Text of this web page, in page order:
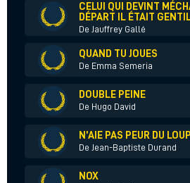
CELUI QUI DEVINT
DÉPART IL ÉTAIT
De Jauffrey Gallé
QUAND TU JOUES
De Emma Semeria
DOUBLE PEINE
De Hugo David
N’AIE PAS PEUR DU
De Jean-Baptiste Durand
NOX